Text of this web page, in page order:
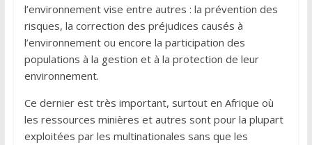
l’environnement vise entre autres : la prévention des
risques, la correction des préjudices causés à
l’environnement ou encore la participation des
populations à la gestion et à la protection de leur
environnement.
Ce dernier est très important, surtout en Afrique où
les ressources minières et autres sont pour la plupart
exploitées par les multinationales sans que les